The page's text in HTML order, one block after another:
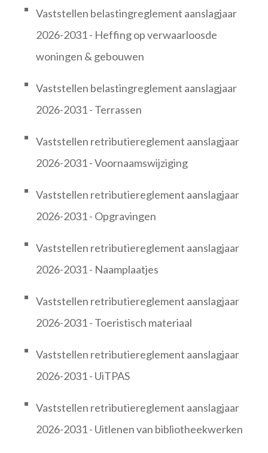
Vaststellen belastingreglement aanslagjaar
2026-2031 - Heffing op verwaarloosde
woningen & gebouwen
Vaststellen belastingreglement aanslagjaar
2026-2031 - Terrassen
Vaststellen retributiereglement aanslagjaar
2026-2031 - Voornaamswijziging
Vaststellen retributiereglement aanslagjaar
2026-2031 - Opgravingen
Vaststellen retributiereglement aanslagjaar
2026-2031 - Naamplaatjes
Vaststellen retributiereglement aanslagjaar
2026-2031 - Toeristisch materiaal
Vaststellen retributiereglement aanslagjaar
2026-2031 - UiTPAS
Vaststellen retributiereglement aanslagjaar
2026-2031 - Uitlenen van bibliotheekwerken